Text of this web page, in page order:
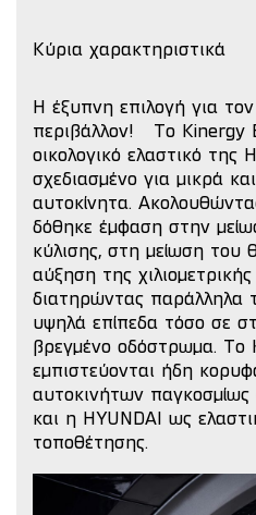
Κύρια χαρακτηριστικά
Η έξυπνη επιλογή για
περιβάλλον!
Το Kinergy
οικολογικό ελαστικό της
σχεδιασμένο για μικρά
αυτοκίνητα.
δόθηκε έμφαση στην
κύλισης, στη μείωση του
αύξηση της
διατηρώντας παράλληλα
υψηλά επίπεδα τόσο σε
βρεγμένο οδόστρωμα.
Το
εμπιστεύονται ήδη
αυτοκινήτων
και η HYUNDAI ως
τοποθέτησης.